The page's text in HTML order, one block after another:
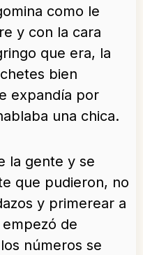
como le
y con la cara
que era, la
bien
expandía por
una chica.
la gente y se
que pudieron, no
y primerear a
de
números se